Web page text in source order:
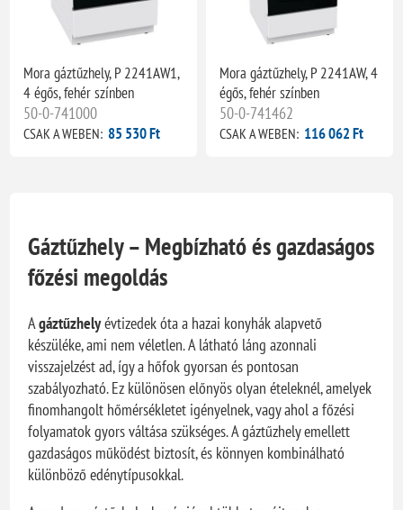
Mora gáztűzhely, P 2241AW1,
4 égős, fehér színben
50-0-741000
CSAK A WEBEN: 85 530 Ft
Mora gáztűzhely, P 2241AW, 4
égős, fehér színben
50-0-741462
CSAK A WEBEN: 116 062 Ft
Gáztűzhely – Megbízható és gazdaságos
főzési megoldás
Agáztűzhelyévtizedek óta a hazai konyhák alapvető
készüléke, ami nem véletlen. A látható láng azonnali
visszajelzést ad, így a hőfok gyorsan és pontosan
szabályozható. Ez különösen előnyös olyan ételeknél, amelyek
finomhangolt hőmérsékletet igényelnek, vagy ahol a főzési
folyamatok gyors váltása szükséges. A gáztűzhely emellett
gazdaságos működést biztosít, és könnyen kombinálható
különböző edénytípusokkal.